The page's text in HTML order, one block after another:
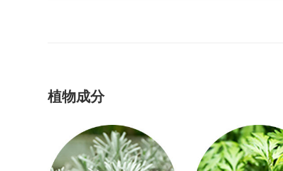
植物成分